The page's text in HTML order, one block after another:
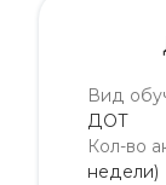
Вид
ДОТ
Кол-во
недели)